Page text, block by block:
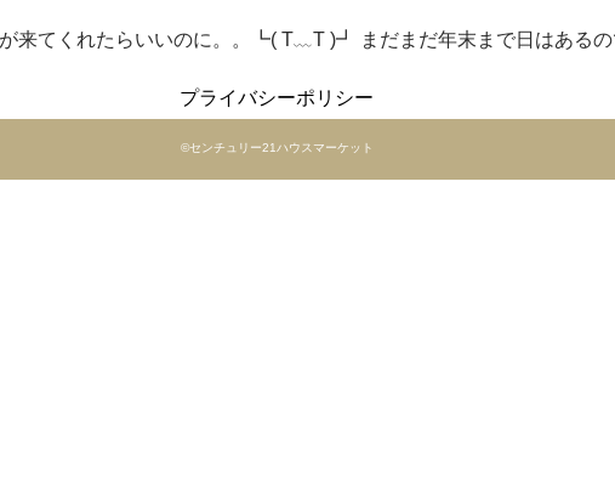
来てくれたらいいのに。。┗( T﹏T )┛ まだまだ年末まで日はあるの
プライバシーポリシー
©️センチュリー21ハウスマーケット